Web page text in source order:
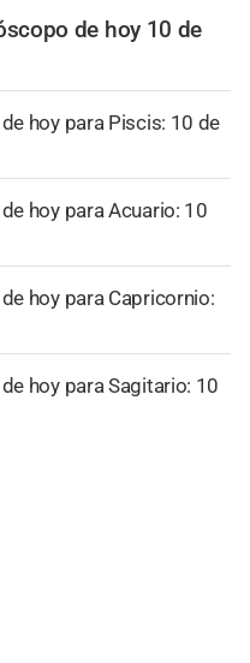
de hoy 10 de
hoy para Piscis: 10 de
hoy para Acuario: 10
hoy para Capricornio:
hoy para Sagitario: 10